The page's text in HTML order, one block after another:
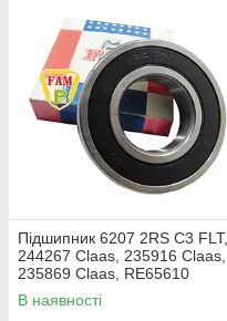
Підшипник 6207 2RS C3 FLT,
244267 Claas, 235916 Claas,
235869 Claas, RE65610
В наявності